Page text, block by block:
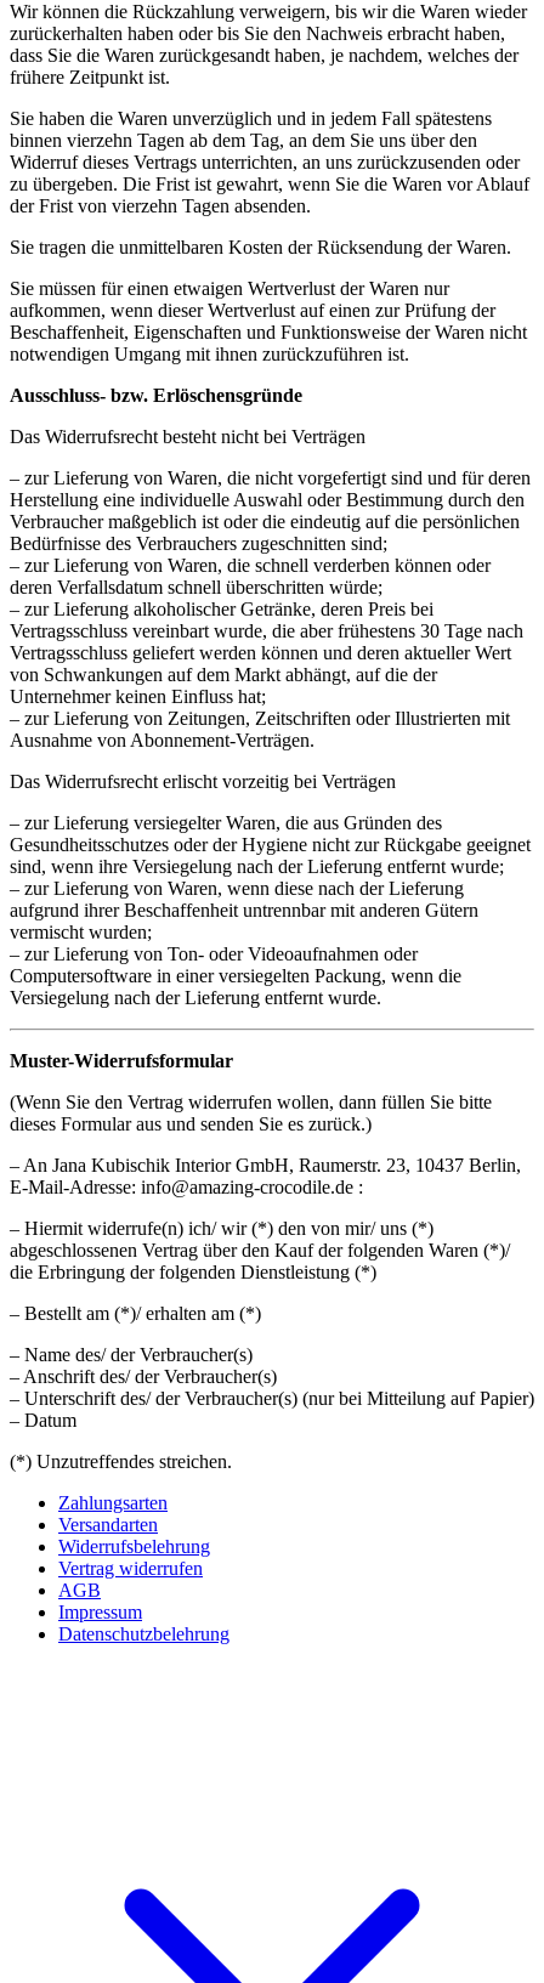
Wir können die Rückzahlung verweigern, bis wir die Waren wieder
zurückerhalten haben oder bis Sie den Nachweis erbracht haben,
dass Sie die Waren zurückgesandt haben, je nachdem, welches der
frühere Zeitpunkt ist.
Sie haben die Waren unverzüglich und in jedem Fall spätestens
binnen vierzehn Tagen ab dem Tag, an dem Sie uns über den
Widerruf dieses Vertrags unterrichten, an uns zurückzusenden oder
zu übergeben. Die Frist ist gewahrt, wenn Sie die Waren vor Ablauf
der Frist von vierzehn Tagen absenden.
Sie tragen die unmittelbaren Kosten der Rücksendung der Waren.
Sie müssen für einen etwaigen Wertverlust der Waren nur
aufkommen, wenn dieser Wertverlust auf einen zur Prüfung der
Beschaffenheit, Eigenschaften und Funktionsweise der Waren nicht
notwendigen Umgang mit ihnen zurückzuführen ist.
Ausschluss- bzw. Erlöschensgründe
Das Widerrufsrecht besteht nicht bei Verträgen
– zur Lieferung von Waren, die nicht vorgefertigt sind und für deren
Herstellung eine individuelle Auswahl oder Bestimmung durch den
Verbraucher maßgeblich ist oder die eindeutig auf die persönlichen
Bedürfnisse des Verbrauchers zugeschnitten sind;
– zur Lieferung von Waren, die schnell verderben können oder
deren Verfallsdatum schnell überschritten würde;
– zur Lieferung alkoholischer Getränke, deren Preis bei
Vertragsschluss vereinbart wurde, die aber frühestens 30 Tage nach
Vertragsschluss geliefert werden können und deren aktueller Wert
von Schwankungen auf dem Markt abhängt, auf die der
Unternehmer keinen Einfluss hat;
– zur Lieferung von Zeitungen, Zeitschriften oder Illustrierten mit
Ausnahme von Abonnement-Verträgen.
Das Widerrufsrecht erlischt vorzeitig bei Verträgen
– zur Lieferung versiegelter Waren, die aus Gründen des
Gesundheitsschutzes oder der Hygiene nicht zur Rückgabe geeignet
sind, wenn ihre Versiegelung nach der Lieferung entfernt wurde;
– zur Lieferung von Waren, wenn diese nach der Lieferung
aufgrund ihrer Beschaffenheit untrennbar mit anderen Gütern
vermischt wurden;
– zur Lieferung von Ton- oder Videoaufnahmen oder
Computersoftware in einer versiegelten Packung, wenn die
Versiegelung nach der Lieferung entfernt wurde.
Muster-Widerrufsformular
(Wenn Sie den Vertrag widerrufen wollen, dann füllen Sie bitte
dieses Formular aus und senden Sie es zurück.)
– An Jana Kubischik Interior GmbH, Raumerstr. 23, 10437 Berlin,
E-Mail-Adresse: info@amazing-crocodile.de :
– Hiermit widerrufe(n) ich/ wir (*) den von mir/ uns (*)
abgeschlossenen Vertrag über den Kauf der folgenden Waren (*)/
die Erbringung der folgenden Dienstleistung (*)
– Bestellt am (*)/ erhalten am (*)
– Name des/ der Verbraucher(s)
– Anschrift des/ der Verbraucher(s)
– Unterschrift des/ der Verbraucher(s) (nur bei Mitteilung auf Papier)
– Datum
(*) Unzutreffendes streichen.
Zahlungsarten
Versandarten
Widerrufsbelehrung
Vertrag widerrufen
AGB
Impressum
Datenschutzbelehrung